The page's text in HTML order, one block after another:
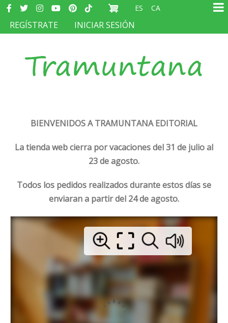
Pasar
contenido
Redes
sociales
ES CA
MENÚ
DEL
D'USUARI
REGÍSTRATE INICIAR SESIÓN
BIENVENIDOS A TRAMUNTANA EDITORIAL
La tienda web cierra por vacaciones del 31 de julio al
23 de agosto.
Todos los pedidos realizados durante estos días se
enviaran a partir del 24 de agosto.